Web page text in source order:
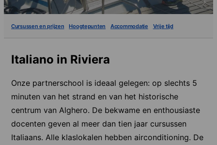
Cursussen en prijzen Hoogtepunten Accommodatie Vrije tijd
Italiano in Riviera
Onze partnerschool is ideaal gelegen: op slechts 5
minuten van het strand en van het historische
centrum van Alghero. De bekwame en enthousiaste
docenten geven al meer dan tien jaar cursussen
Italiaans. Alle klaslokalen hebben airconditioning. De